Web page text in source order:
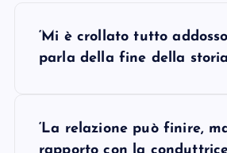
‘Mi è crollato tutto
parla della fine della
‘La relazione può finire,
rapporto con la